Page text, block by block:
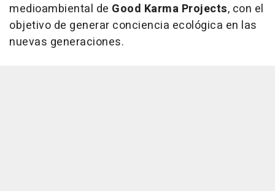
medioambiental de Good Karma Projects, con el
objetivo de generar conciencia ecológica en las
nuevas generaciones.